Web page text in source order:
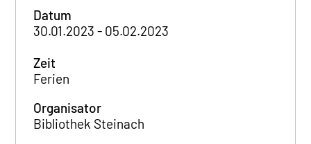
Datum
30.01.2023 - 05.02.2023
Zeit
Ferien
Organisator
Bibliothek Steinach